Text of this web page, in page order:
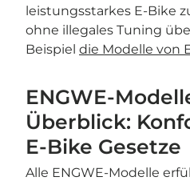
leistungsstarkes E-Bike
ohne illegales Tuning
Beispiel die Modelle von
ENGWE-
Überblick:
E-Bike Gesetze
Alle ENGWE-Modelle